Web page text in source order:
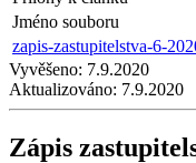
Jméno souboru
zapis-zastupitelstva-6-
Vyvěšeno: 7.9.2020
Aktualizováno: 7.9.2020
Zápis